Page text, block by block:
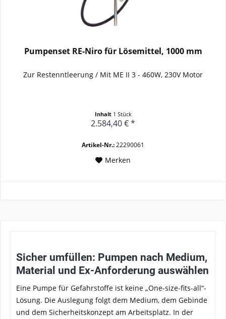
Pumpenset RE-Niro für Lösemittel, 1000 mm
Zur Restenntleerung / Mit ME II 3 - 460W, 230V Motor
Inhalt 1 Stück
2.584,40 € *
Artikel-Nr.:22290061
Merken
Sicher umfüllen: Pumpen nach Medium,
Material und Ex-Anforderung auswählen
Eine Pumpe für Gefahrstoffe ist keine „One-size-fits-all“-
Lösung. Die Auslegung folgt dem Medium, dem Gebinde
und dem Sicherheitskonzept am Arbeitsplatz. In der